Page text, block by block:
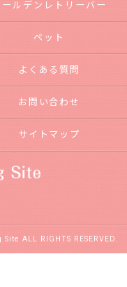
ールデンレトリーバー
ペット
よくある質問
お問い合わせ
サイトマップ
ALL RIGHTS RESERVED.